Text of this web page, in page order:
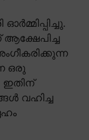
ആക്ഷേപിച്ച
ഒരു
ഇതിന്
വഹിച്ച